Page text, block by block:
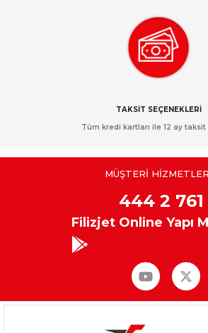
TAKSİT SEÇENEKLERİ
Tüm kredi kartları ile 12 ay taksit
MÜŞTERİ
444 2 761
Filizjet Online Yapı